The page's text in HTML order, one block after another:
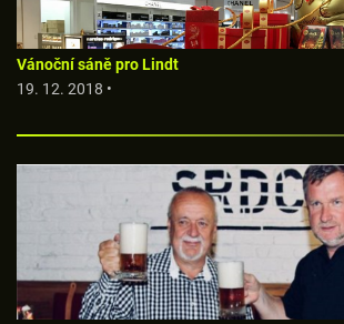
Vánoční sáně pro Lindt
19. 12. 2018 •